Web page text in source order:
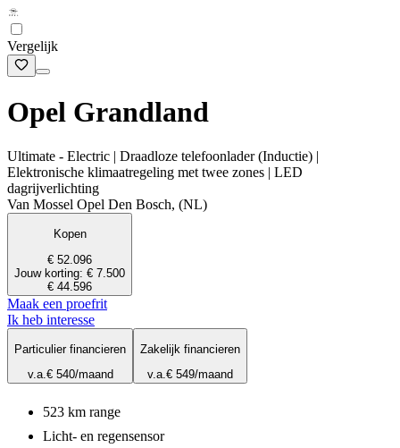
Vergelijk
Opel Grandland
Ultimate - Electric | Draadloze telefoonlader (Inductie) |
Elektronische klimaatregeling met twee zones | LED
dagrijverlichting
Van Mossel Opel Den Bosch, (NL)
Kopen
€ 52.096
Jouw korting: € 7.500
€ 44.596
Maak een proefrit
Ik heb interesse
Particulier financieren
v.a.€ 540/maand
Zakelijk financieren
v.a.€ 549/maand
523 km range
Licht- en regensensor